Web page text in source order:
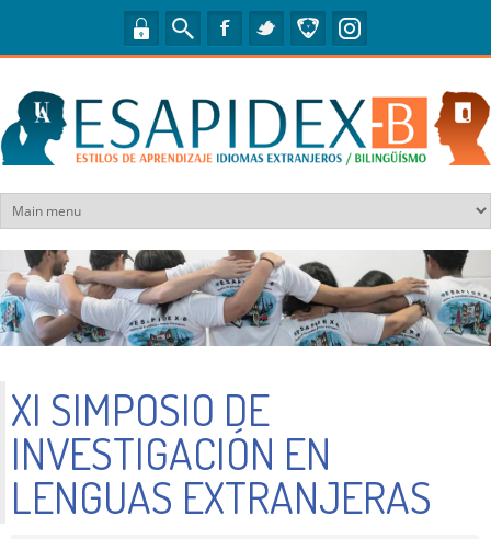
Pasar al contenido principal
XI SIMPOSIO DE
INVESTIGACIÓN EN
LENGUAS EXTRANJERAS